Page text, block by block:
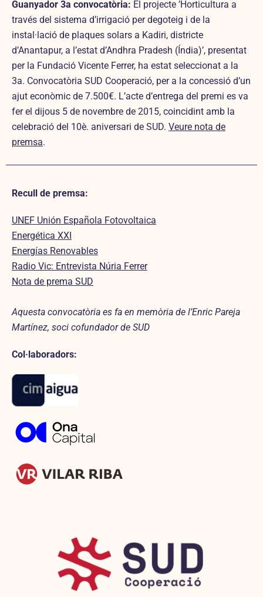
Guanyador 3a convocatòria: El projecte ’Horticultura a
través del sistema d’irrigació per degoteig i de la
instal·lació de plaques solars a Kadiri, districte
d’Anantapur, a l’estat d’Andhra Pradesh (Índia)’, presentat
per la Fundació Vicente Ferrer, ha estat seleccionat a la
3a. Convocatòria SUD Cooperació, per a la concessió d’un
ajut econòmic de 7.500€. L’acte d’entrega del premi es va
fer el dijous 5 de novembre de 2015, coincidint amb la
celebració del 10è. aniversari de SUD. Veure nota de
premsa.
Recull de premsa:
UNEF Unión Española Fotovoltaica
Energética XXI
Energías Renovables
Radio Vic: Entrevista Núria Ferrer
Nota de prema SUD
Aquesta convocatòria es fa en memòria de l’Enric Pareja
Martínez, soci cofundador de SUD
Col·laboradors: